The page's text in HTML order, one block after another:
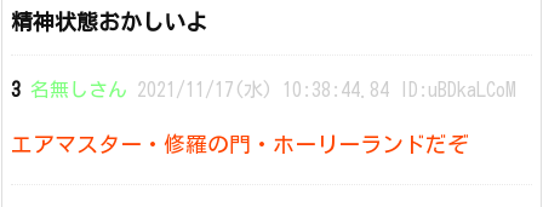
精神状態おかしいよ
3 名無しさん 2021/11/17(水) 10:38:44.84 ID:uBDkaLCoM
エアマスター・修羅の門・ホーリーランドだぞ